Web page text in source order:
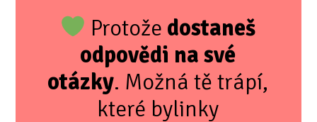
Protože dostaneš
odpovědi na své
otázky. Možná tě trápí,
které bylinky